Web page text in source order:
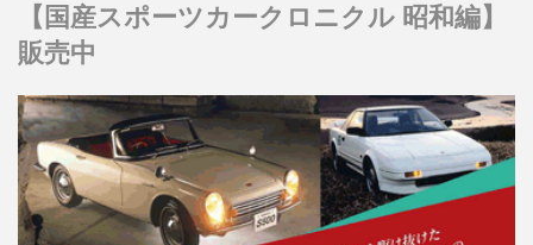
【国産スポーツカークロニクル 昭和編】
販売中